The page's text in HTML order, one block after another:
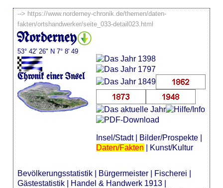
--> https://www.norderney-chronik.de/themen/daten-
fakten/ortshandwerker/seite_033-detail023.html
Norderney
53° 42' 26" N 7° 8' 49
Chronik einer Insel
Insel/Stadt| Bilder/Prospekte|
Daten/Fakten
Kunst/Kultur
Bevölkerungsstatistik Bürgermeister Fischerei
Gästestatistik
Handel & Handwerk 1913